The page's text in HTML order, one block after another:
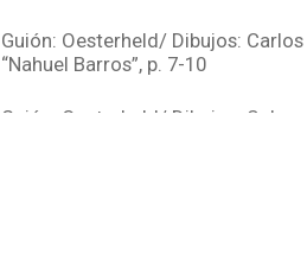
Guión: Oesterheld/ Dibujos: Carlos
“Nahuel Barros”, p. 7-10
Guión: Oesterheld/ Dibujos: